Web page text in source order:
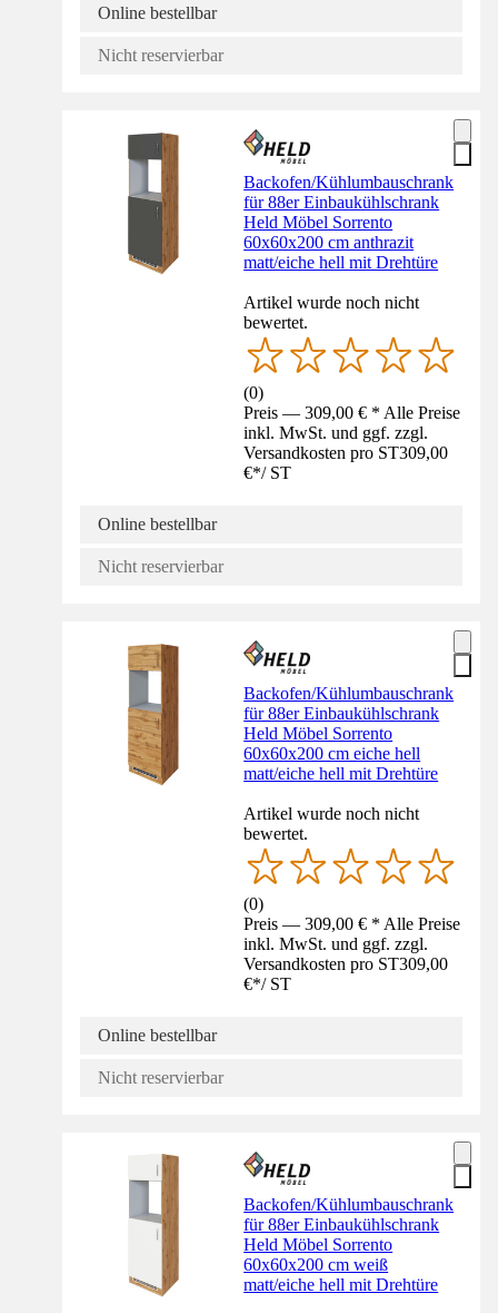
Online bestellbar
Nicht reservierbar
Backofen/Kühlumbauschrank
für 88er Einbaukühlschrank
Held Möbel Sorrento
60x60x200 cm anthrazit
matt/eiche hell mit Drehtüre
Artikel wurde noch nicht
bewertet.
(0)
Preis — 309,00 € * Alle Preise
inkl. MwSt. und ggf. zzgl.
Versandkosten pro ST309,00
€*/ ST
Online bestellbar
Nicht reservierbar
Backofen/Kühlumbauschrank
für 88er Einbaukühlschrank
Held Möbel Sorrento
60x60x200 cm eiche hell
matt/eiche hell mit Drehtüre
Artikel wurde noch nicht
bewertet.
(0)
Preis — 309,00 € * Alle Preise
inkl. MwSt. und ggf. zzgl.
Versandkosten pro ST309,00
€*/ ST
Online bestellbar
Nicht reservierbar
Backofen/Kühlumbauschrank
für 88er Einbaukühlschrank
Held Möbel Sorrento
60x60x200 cm weiß
matt/eiche hell mit Drehtüre